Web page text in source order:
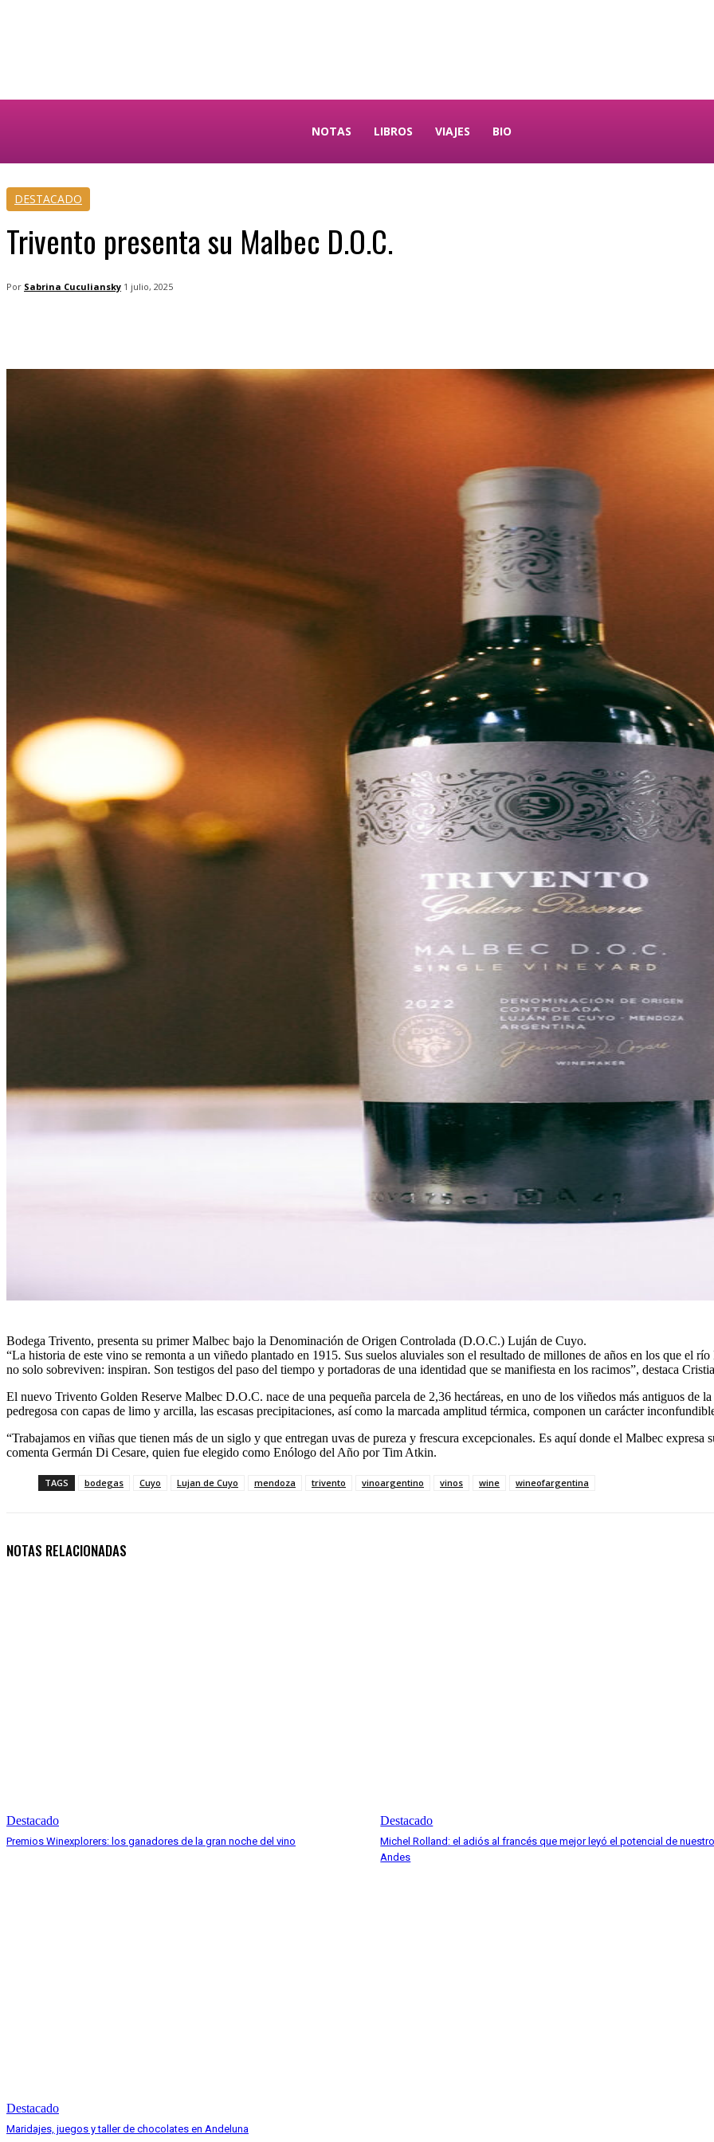
Sabrina Cuculiansky NOTAS LIBROS VIAJES BIO
DESTACADO
Trivento presenta su Malbec D.O.C.
Por Sabrina Cuculiansky 1 julio, 2025
Bodega Trivento, presenta su primer Malbec bajo la Denominación de Origen Controlada (D.O.C.) Luján de Cuyo.
“La historia de este vino se remonta a un viñedo plantado en 1915. Sus suelos aluviales son el resultado de millones de años en los que el
no solo sobreviven: inspiran. Son testigos del paso del tiempo y portadoras de una identidad que se manifiesta en los racimos”, destaca
El nuevo Trivento Golden Reserve Malbec D.O.C. nace de una pequeña parcela de 2,36 hectáreas, en uno de los viñedos más antiguos de
pedregosa con capas de limo y arcilla, las escasas precipitaciones, así como la marcada amplitud térmica, componen un carácter
“Trabajamos en viñas que tienen más de un siglo y que entregan uvas de pureza y frescura excepcionales. Es aquí donde el Malbec
comenta Germán Di Cesare, quien fue elegido como Enólogo del Año por Tim Atkin.
TAGS bodegas Cuyo Lujan de Cuyo mendoza trivento vinoargentino vinos wine wineofargentina
NOTAS RELACIONADAS
Destacado
Premios Winexplorers: los ganadores de la gran noche del vino
Destacado
Michel Rolland: el adiós al francés que mejor leyó el potencial de
Andes
Destacado
Maridajes, juegos y taller de chocolates en Andeluna